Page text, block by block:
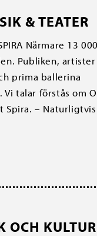
& TEATER
Närmare 13 000
Publiken, artister
prima ballerina
Vi talar förstås om
Spira. –
OCH KULTUR